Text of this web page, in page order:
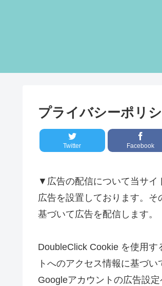
プライバシーポリ
Twitter Facebook
▼広告の配信について当サイ
広告を設置しております。
基づいて広告を配信します。
DoubleClick Cookie を使用
トへのアクセス情報に基づ
Googleアカウントの広告設